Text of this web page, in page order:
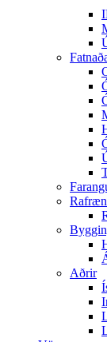
Aðrir